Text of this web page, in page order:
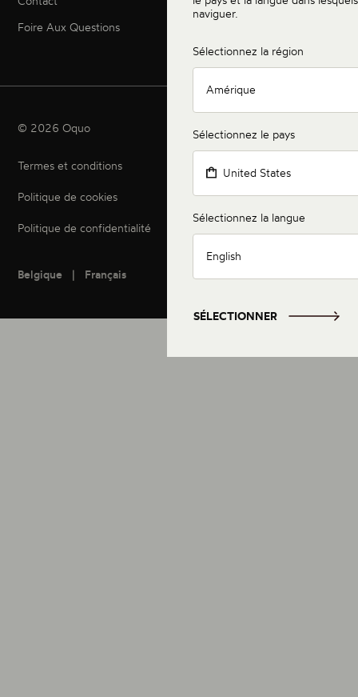
Foire Aux Questions
© 2026 Oquo
Termes et conditions
Politique de cookies
Politique de confidentialité
Belgique Français
naviguer.
Sélectionnez la région
Amérique
Sélectionnez le pays
United States
Sélectionnez la langue
English
SÉLECTIONNER